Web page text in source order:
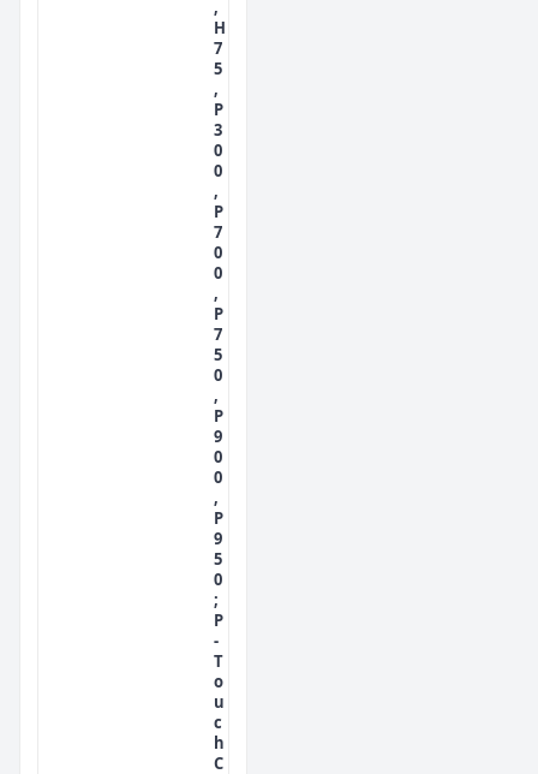
,
H
7
5
,
P
3
0
0
,
P
7
0
0
,
P
7
5
0
,
P
9
0
0
,
P
9
5
0
;
P
-
T
o
u
c
h
C